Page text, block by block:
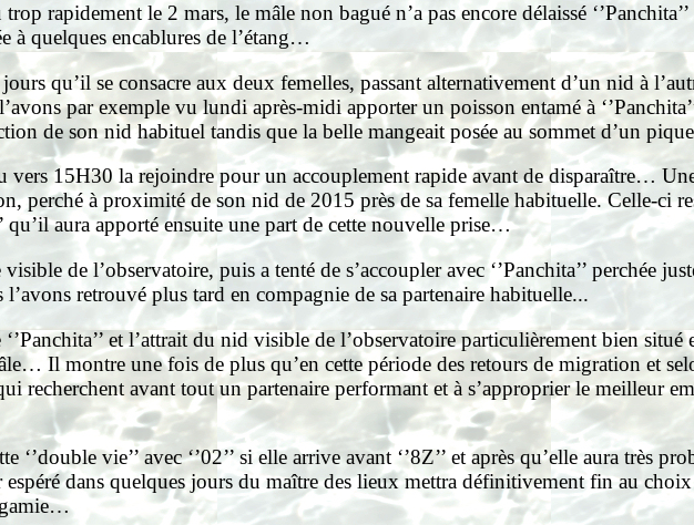
rapidement le 2 mars, le mâle non bagué n’a pas encore délaissé
à quelques encablures de l’étang…
qu’il se consacre aux deux femelles, passant alternativement d’un nid à
par exemple vu lundi après-midi apporter un poisson entamé à
de son nid habituel tandis que la belle mangeait posée au sommet d’un
vers 15H30 la rejoindre pour un accouplement rapide avant de disparaître…
perché à proximité de son nid de 2015 près de sa femelle habituelle. Celle-ci
qu’il aura apporté ensuite une part de cette nouvelle prise…
de l’observatoire, puis a tenté de s’accoupler avec ‘’Panchita’’ perchée
retrouvé plus tard en compagnie de sa partenaire habituelle...
et l’attrait du nid visible de l’observatoire particulièrement bien
Il montre une fois de plus qu’en cette période des retours de migration et
recherchent avant tout un partenaire performant et à s’approprier le meilleur
vie’’ avec ‘’02’’ si elle arrive avant ‘’8Z’’ et après qu’elle aura très
espéré dans quelques jours du maître des lieux mettra définitivement fin au